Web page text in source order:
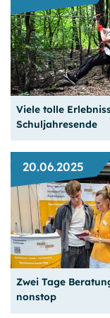
Viele tolle
Schuljahresende
Action und
den großen Ferien
weiterlesen
20.06.2025
Zwei Tage
nonstop
Diese helfen
Angebots.
Google
Name:
_ga, _gat,
Anbieter:
Zweck:
Erhebung von
Nutzung der
Cookie
bis zu 24
MS Clarity
Name: